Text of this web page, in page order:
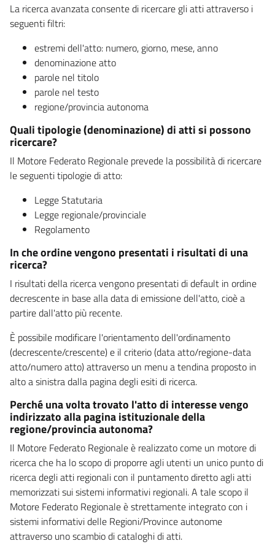
La ricerca avanzata consente di ricercare gli atti attraverso i
seguenti filtri:
estremi dell'atto: numero, giorno, mese, anno
denominazione atto
parole nel titolo
parole nel testo
regione/provincia autonoma
Quali tipologie (denominazione) di atti si possono
ricercare?
Il Motore Federato Regionale prevede la possibilità di ricercare
le seguenti tipologie di atto:
Legge Statutaria
Legge regionale/provinciale
Regolamento
In che ordine vengono presentati i risultati di una
ricerca?
I risultati della ricerca vengono presentati di default in ordine
decrescente in base alla data di emissione dell'atto, cioè a
partire dall'atto più recente.
È possibile modificare l'orientamento dell'ordinamento
(decrescente/crescente) e il criterio (data atto/regione-data
atto/numero atto) attraverso un menu a tendina proposto in
alto a sinistra dalla pagina degli esiti di ricerca.
Perché una volta trovato l'atto di interesse vengo
indirizzato alla pagina istituzionale della
regione/provincia autonoma?
Il Motore Federato Regionale è realizzato come un motore di
ricerca che ha lo scopo di proporre agli utenti un unico punto di
ricerca degli atti regionali con il puntamento diretto agli atti
memorizzati sui sistemi informativi regionali. A tale scopo il
Motore Federato Regionale è strettamente integrato con i
sistemi informativi delle Regioni/Province autonome
attraverso uno scambio di cataloghi di atti.